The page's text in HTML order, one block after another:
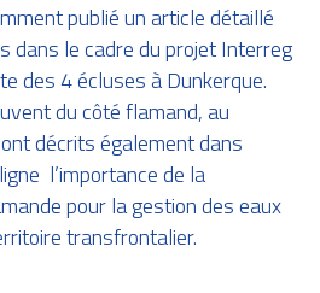
publié un article détaillé
dans le cadre du projet Interreg
des 4 écluses à Dunkerque.
du côté flamand, au
décrits également dans
l’importance de la
pour la gestion des eaux
transfrontalier.